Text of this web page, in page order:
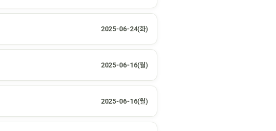
2025-06-24(화)
2025-06-16(월)
2025-06-16(월)